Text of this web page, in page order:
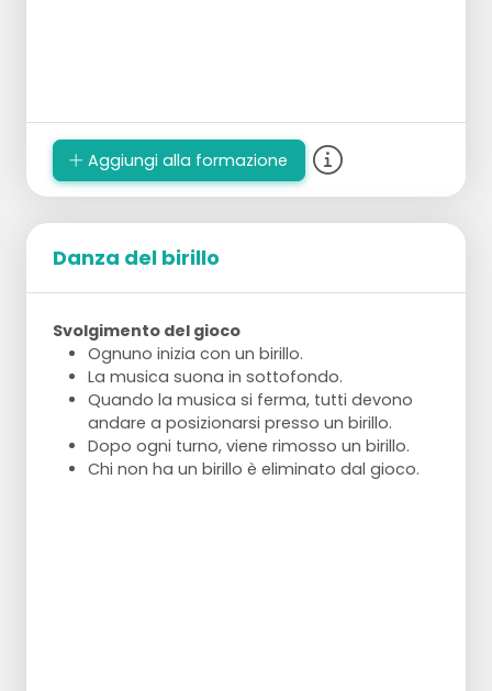
Aggiungi alla formazione
Danza del birillo
Svolgimento del gioco
Ognuno inizia con un birillo.
La musica suona in sottofondo.
Quando la musica si ferma, tutti devono
andare a posizionarsi presso un birillo.
Dopo ogni turno, viene rimosso un birillo.
Chi non ha un birillo è eliminato dal gioco.